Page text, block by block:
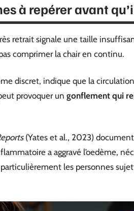
à repérer avant
retrait signale une taille
comprimer la chair en continu.
discret, indique que la
provoquer un gonflement qui
(Yates et al., 2023)
a aggravé l’oedème,
les personnes